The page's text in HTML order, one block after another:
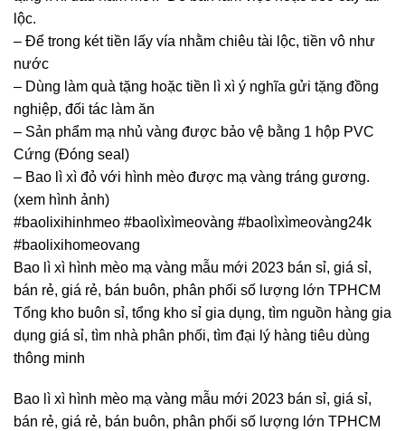
lộc.
– Để trong két tiền lấy vía nhằm chiêu tài lộc, tiền vô như
nước
– Dùng làm quà tặng hoặc tiền lì xì ý nghĩa gửi tặng đồng
nghiệp, đối tác làm ăn
– Sản phẩm mạ nhủ vàng được bảo vệ bằng 1 hộp PVC
Cứng (Đóng seal)
– Bao lì xì đỏ với hình mèo được mạ vàng tráng gương.
(xem hình ảnh)
#baolixihinhmeo #baolìxìmeovàng #baolìxìmeovàng24k
#baolixihomeovang
Bao lì xì hình mèo mạ vàng mẫu mới 2023 bán sỉ, giá sỉ,
bán rẻ, giá rẻ, bán buôn, phân phối số lượng lớn TPHCM
Tổng kho buôn sỉ, tổng kho sỉ gia dụng, tìm nguồn hàng gia
dụng giá sỉ, tìm nhà phân phối, tìm đại lý hàng tiêu dùng
thông minh
Bao lì xì hình mèo mạ vàng mẫu mới 2023 bán sỉ, giá sỉ,
bán rẻ, giá rẻ, bán buôn, phân phối số lượng lớn TPHCM